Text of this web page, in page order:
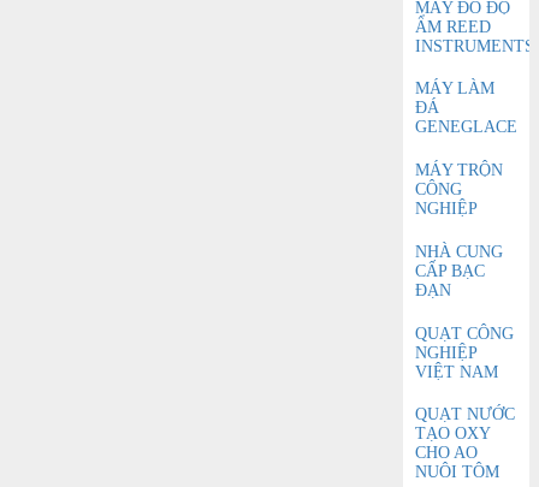
MÁY ĐO ĐỘ
ẨM REED
INSTRUMENTS
MÁY LÀM
ĐÁ
GENEGLACE
MÁY TRỘN
CÔNG
NGHIỆP
NHÀ CUNG
CẤP BẠC
ĐẠN
QUẠT CÔNG
NGHIỆP
VIỆT NAM
QUẠT NƯỚC
TẠO OXY
CHO AO
NUÔI TÔM